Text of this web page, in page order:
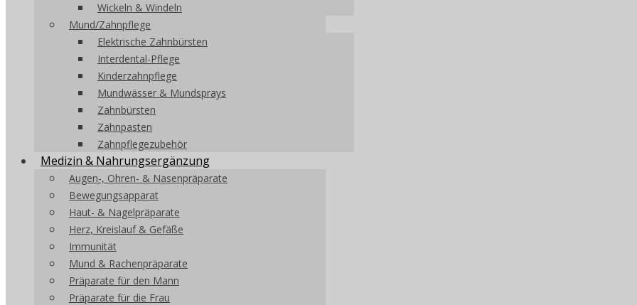
Wickeln & Windeln
Mund/Zahnpflege
Elektrische Zahnbürsten
Interdental-Pflege
Kinderzahnpflege
Mundwässer & Mundsprays
Zahnbürsten
Zahnpasten
Zahnpflegezubehör
Medizin & Nahrungsergänzung
Augen-, Ohren- & Nasenpräparate
Bewegungsapparat
Haut- & Nagelpräparate
Herz, Kreislauf & Gefäße
Immunität
Mund & Rachenpräparate
Präparate für den Mann
Präparate für die Frau